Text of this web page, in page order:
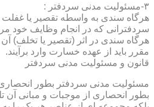
۳-مسئولیت مدنی سردفتر :
هرگاه سندی به واسطه تقصیر یا غفلت
سردفترانی که در انجام وظایف خود
هرگاه سندی در اثر (تقصیر یا تخلف)
مقرر باید از عهده خسارت وارد برآیند.
قانون و مسئولیت مدنی سردفتر
مسئولیت مدنی سردفتر بطور انحصاری
بطور انحصاری از موجبات و مبانی آن